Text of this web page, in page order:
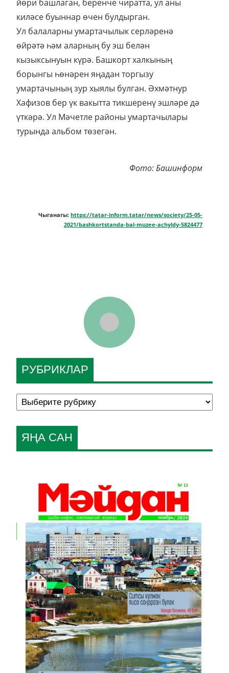
йөри башлаган, беренче чиратта, ул аны
киләсе буыннар өчен булдырган.
Ул балаларны умартачылык серләренә
өйрәтә һәм аларның бу эш белән
кызыксынуын күрә. Башкорт халкының
борынгы һөнәрен яңадан торгызу
умартачының зур хыялы булган. Әхмәтнур
Хафизов бер үк вакытта тикшеренү эшләре дә
үткәрә. Ул Мәчетле районы умартачылары
турында альбом төзегән.
Фото: Башинформ
Чыганагы: https://tatar-inform.tatar/news/society/25-05-
2021/bashkortstanda-bal-muzee-achyldy-5824477
РУБРИКЛАР
ЯҢА САН